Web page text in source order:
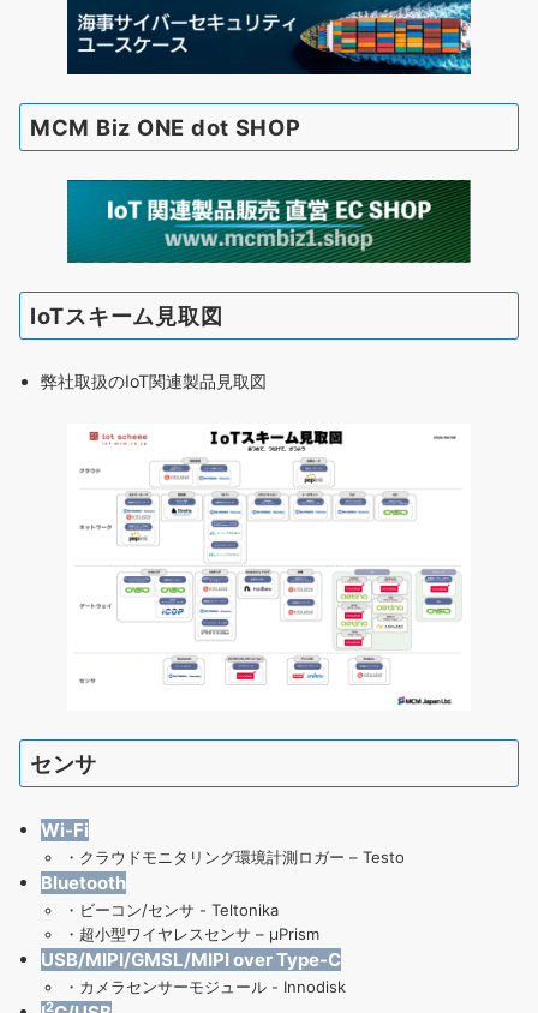
MCM Biz ONE dot SHOP
IoTスキーム見取図
弊社取扱のIoT関連製品見取図
センサ
Wi-Fi
・ クラウドモニタリング環境計測ロガー – Testo
Bluetooth
・ ビーコン/センサ - Teltonika
・ 超小型ワイヤレスセンサ – μPrism
USB/MIPI/GMSL/MIPI over Type-C
・ カメラセンサーモジュール - Innodisk
2